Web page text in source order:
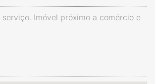
Imóvel próximo a comércio e